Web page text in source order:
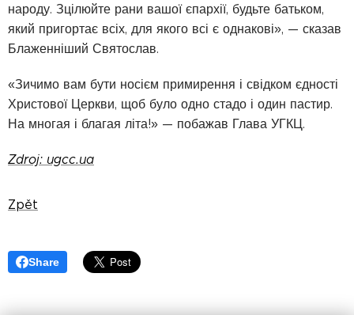
народу. Зцілюйте рани вашої єпархії, будьте батьком,
який пригортає всіх, для якого всі є однакові», — сказав
Блаженніший Святослав.
«Зичимо вам бути носієм примирення і свідком єдності
Христової Церкви, щоб було одно стадо і один пастир.
На многая і благая літа!» — побажав Глава УГКЦ.
Zdroj: ugcc.ua
Zpět
Share